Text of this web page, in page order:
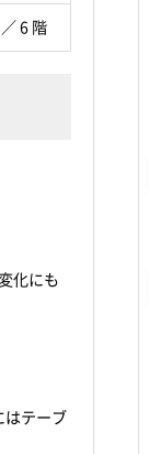
6 階
化にも
はテーブ